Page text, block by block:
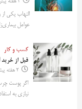
2 هفته پیش
التهاب یکی
عوامل
کسب و کار
قبل از
2 هفته پیش
اگر پوست
نیازی به